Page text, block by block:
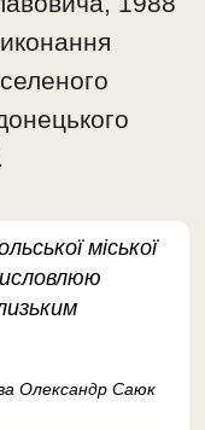
міської
Олександр Саюк